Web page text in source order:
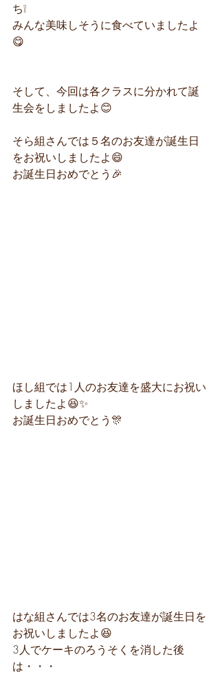
ち❕
みんな美味しそうに食べていましたよ
😋
そして、今回は各クラスに分かれて誕
生会をしましたよ😊
そら組さんでは５名のお友達が誕生日
をお祝いしましたよ😄
お誕生日おめでとう🎉
ほし組では1人のお友達を盛大にお祝い
しましたよ😆✨
お誕生日おめでとう🎊
はな組さんでは3名のお友達が誕生日を
お祝いしましたよ😆
3人でケーキのろうそくを消した後
は・・・